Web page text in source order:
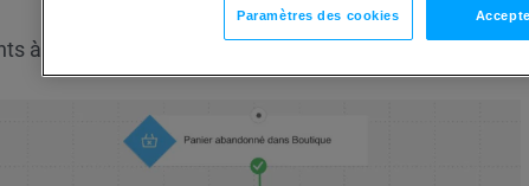
à configurer : 7
Paramètres des cookies